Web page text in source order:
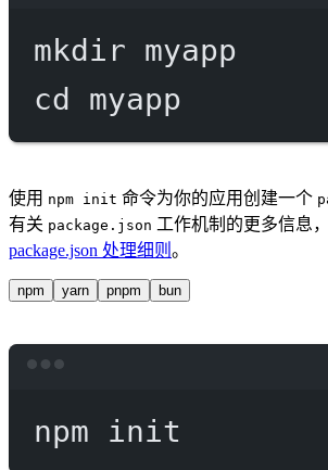
mkdir myapp
cd
myapp
使用 npm init 命令为你的应用创建一个
有关 package.json 工作机制的更多信息
package.json 处理细则 。
npm yarn pnpm bun
npm init